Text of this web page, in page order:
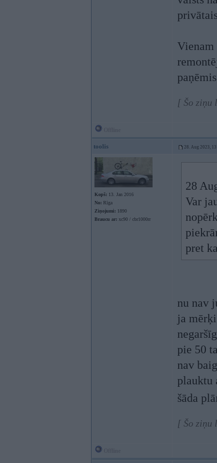
Vienam
[ Šo ziņu
toolis 28. Aug 2023,
Kopš: 13. Jan 2016
No: Rīga
Ziņojumi: 1890
Braucu ar: xc90 / cbr1000rr
28
Var
pret
nu nav
ja
pie 50
nav
plauktu
šāda
[ Šo ziņu